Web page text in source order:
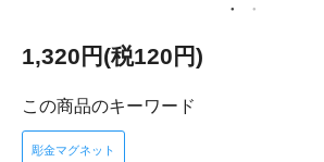
1,320円(税120円)
この商品のキーワード
彫金マグネット